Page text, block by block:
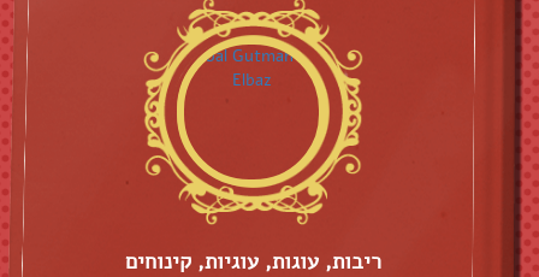
ריבות, עוגות, עוגיות, קינוחים